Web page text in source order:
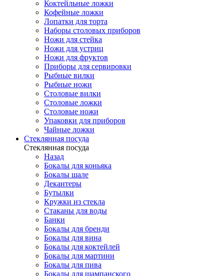
Коктейльные ложки
Кофейные ложки
Лопатки для торта
Наборы столовых приборов
Ножи для стейка
Ножи для устриц
Ножи для фруктов
Приборы для сервировки
Рыбные вилки
Рыбные ножи
Столовые вилки
Столовые ложки
Столовые ножи
Упаковки для приборов
Чайные ложки
Стеклянная посуда
Стеклянная посуда
Назад
Бокалы для коньяка
Бокалы шале
Декантеры
Бутылки
Кружки из стекла
Стаканы для воды
Банки
Бокалы для бренди
Бокалы для вина
Бокалы для коктейлей
Бокалы для мартини
Бокалы для пива
Бокалы для шампанского